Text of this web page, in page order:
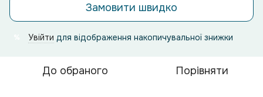
Замовити швидко
Увійти для відображення накопичувальної знижки
До обраного Порівняти